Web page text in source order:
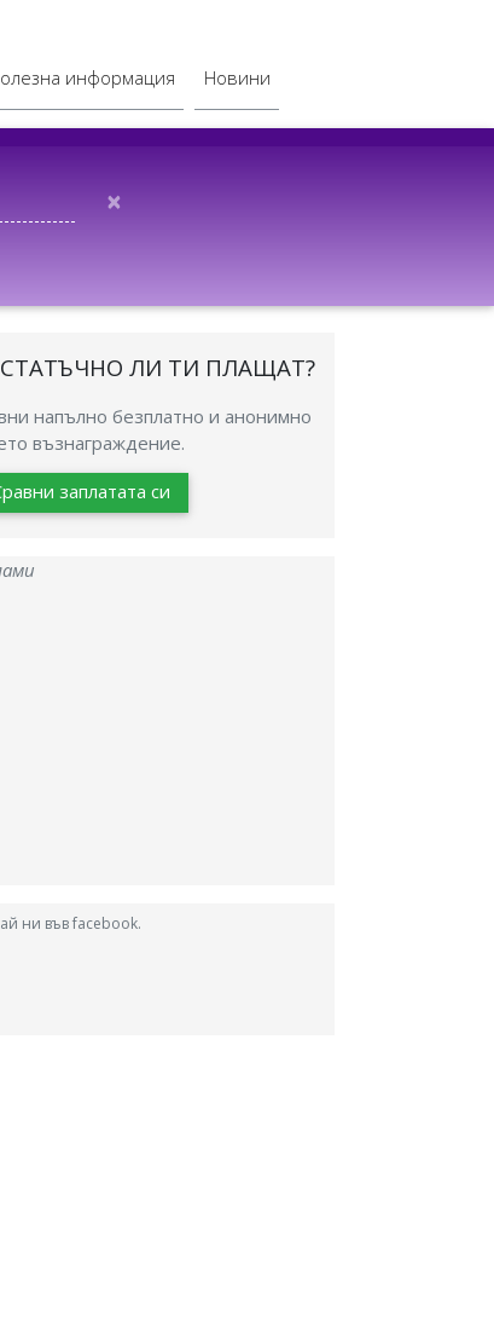
информация Новини
×
ЛИ ТИ ПЛАЩАТ?
напълно безплатно и анонимно
възнаграждение.
заплатата си
ни във facebook.